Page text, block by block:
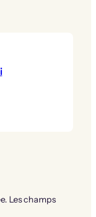
Les champs